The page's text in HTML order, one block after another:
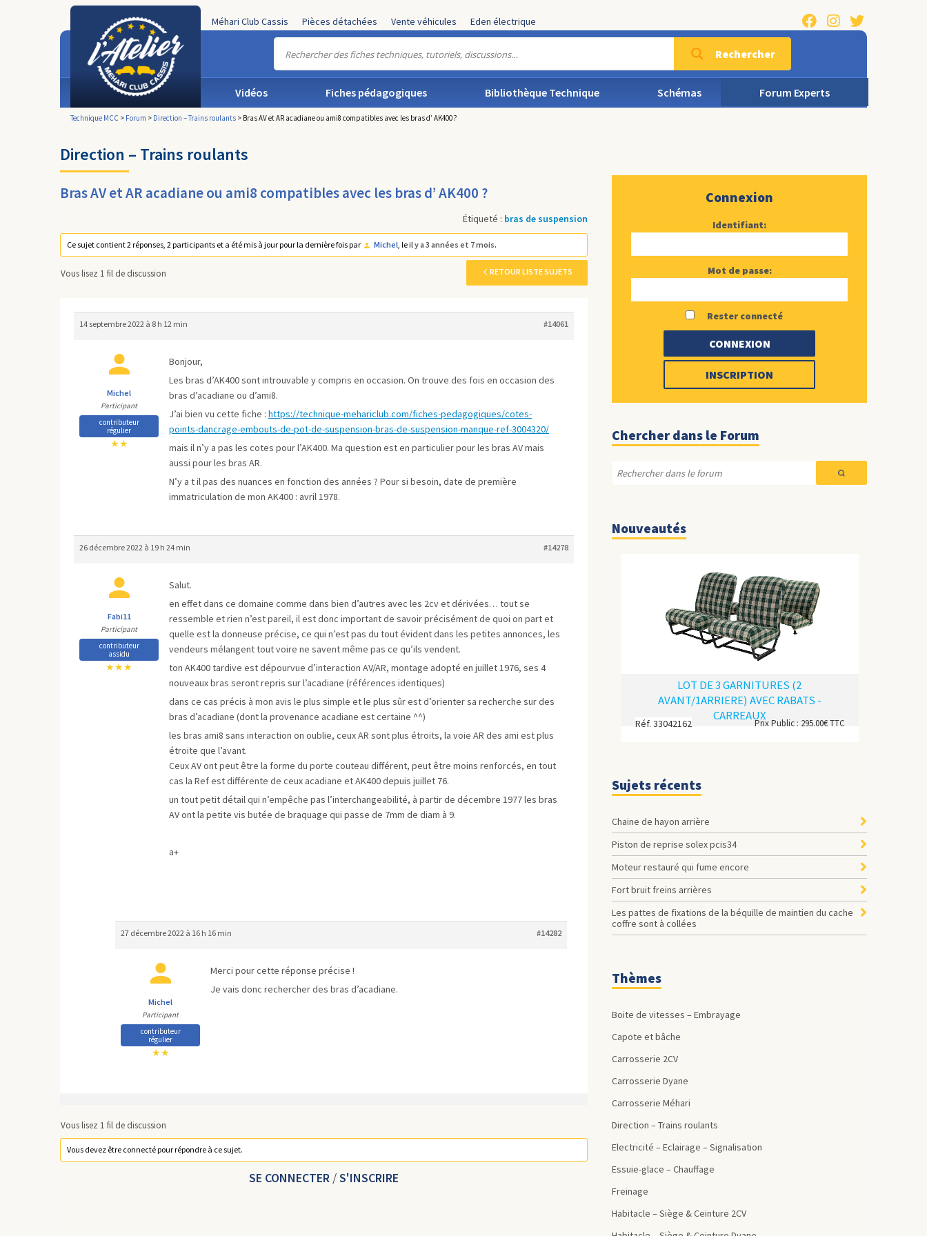
Méhari Club Cassis Pièces détachées Vente véhicules Eden électrique
Rechercher
Vidéos Fiches pédagogiques Bibliothèque Technique Schémas Forum Experts
Technique MCC > Forum > Direction – Trains roulants > Bras AV et AR acadiane ou ami8 compatibles avec les bras d’ AK400 ?
Direction – Trains roulants
Bras AV et AR acadiane ou ami8 compatibles avec les bras d’ AK400 ?
Étiqueté : bras de suspension
Ce sujet contient 2 réponses, 2 participants et a été mis à jour pour la dernière fois par Michel, leil y a 3 années et 7 mois.
Vous lisez 1 fil de discussion RETOUR LISTE SUJETS
14 septembre 2022 à 8 h 12 min #14061
Michel
Participant
contributeur
régulier
★★
Bonjour,
Les bras d’AK400 sont introuvable y compris en occasion. On trouve des fois en occasion des
bras d’acadiane ou d’ami8.
J’ai bien vu cette fiche : https://technique-mehariclub.com/fiches-pedagogiques/cotes-
points-dancrage-embouts-de-pot-de-suspension-bras-de-suspension-manque-ref-3004320/
mais il n’y a pas les cotes pour l’AK400. Ma question est en particulier pour les bras AV mais
aussi pour les bras AR.
N’y a t il pas des nuances en fonction des années ? Pour si besoin, date de première
immatriculation de mon AK400 : avril 1978.
26 décembre 2022 à 19 h 24 min #14278
Fabi11
Participant
contributeur
assidu
★★★
Salut.
en effet dans ce domaine comme dans bien d’autres avec les 2cv et dérivées… tout se
ressemble et rien n’est pareil, il est donc important de savoir précisément de quoi on part et
quelle est la donneuse précise, ce qui n’est pas du tout évident dans les petites annonces, les
vendeurs mélangent tout voire ne savent même pas ce qu’ils vendent.
ton AK400 tardive est dépourvue d’interaction AV/AR, montage adopté en juillet 1976, ses 4
nouveaux bras seront repris sur l’acadiane (références identiques)
dans ce cas précis à mon avis le plus simple et le plus sûr est d’orienter sa recherche sur des
bras d’acadiane (dont la provenance acadiane est certaine ^^)
les bras ami8 sans interaction on oublie, ceux AR sont plus étroits, la voie AR des ami est plus
étroite que l’avant.
Ceux AV ont peut être la forme du porte couteau différent, peut être moins renforcés, en tout
cas la Ref est différente de ceux acadiane et AK400 depuis juillet 76.
un tout petit détail qui n’empêche pas l’interchangeabilité, à partir de décembre 1977 les bras
AV ont la petite vis butée de braquage qui passe de 7mm de diam à 9.
a+
27 décembre 2022 à 16 h 16 min #14282
Michel
Participant
contributeur
régulier
★★
Merci pour cette réponse précise !
Je vais donc rechercher des bras d’acadiane.
Vous lisez 1 fil de discussion
Vous devez être connecté pour répondre à ce sujet.
SE CONNECTER /S'INSCRIRE
Connexion
Identifiant:
Mot de passe:
Rester connecté
CONNEXION
INSCRIPTION
Chercher dans le Forum
Nouveautés
LOT DE 3 GARNITURES (2
AVANT/1ARRIERE) AVEC RABATS -
CARREAUX
Réf. 33042162 Prix Public : 295.00€ TTC
Sujets récents
Chaine de hayon arrière
Piston de reprise solex pcis34
Moteur restauré qui fume encore
Fort bruit freins arrières
les pattes de fixations de la béquille de maintien du cache
coffre sont à collées
Thèmes
Boite de vitesses – Embrayage
Capote et bâche
Carrosserie 2CV
Carrosserie Dyane
Carrosserie Méhari
Direction – Trains roulants
Electricité – Eclairage – Signalisation
Essuie-glace – Chauffage
Freinage
Habitacle – Siège & Ceinture 2CV